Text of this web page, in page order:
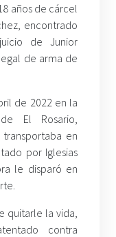
años de cárcel
encontrado
de Junior
de arma de
de 2022 en la
El Rosario,
en
por Iglesias
le disparó en
quitarle la vida,
contra